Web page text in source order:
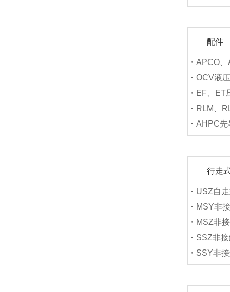
配件
・APCO
・OCV液
・EF、ET
・RLM、
・AHPC
行走
・USZ自
・MSY非
・MSZ非
・SSZ非
・SSY非
・LYS非接